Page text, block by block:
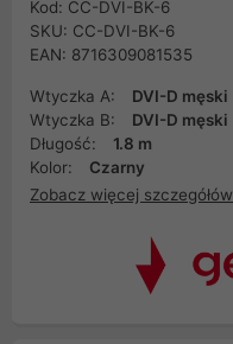
Kod: CC-DVI-BK-6
SKU: CC-DVI-BK-6
EAN: 8716309081535
Wtyczka A:
DVI-D męski
Wtyczka B:
DVI-D męski
Długość:
1.8 m
Kolor:
Czarny
Zobacz więcej szczegółów